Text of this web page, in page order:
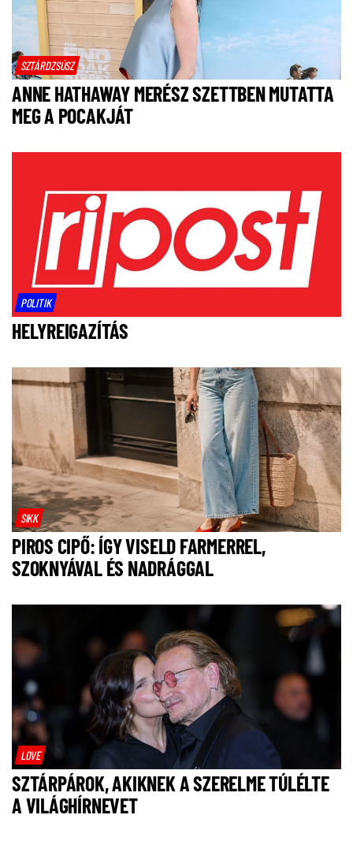
SZTÁRDZSÚSZ
ANNE HATHAWAY MERÉSZ SZETTBEN MUTATTA
MEG A POCAKJÁT
POLITIK
HELYREIGAZÍTÁS
SIKK
PIROS CIPŐ: ÍGY VISELD FARMERREL,
SZOKNYÁVAL ÉS NADRÁGGAL
LOVE
SZTÁRPÁROK, AKIKNEK A SZERELME TÚLÉLTE
A VILÁGHÍRNEVET